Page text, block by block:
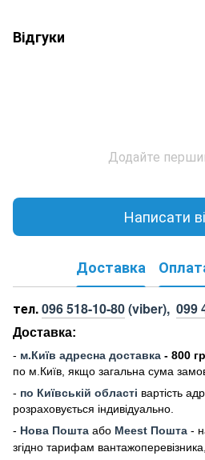
Відгуки
Додайте
Написати
Доставка
тел.096 518-10-80(viber), 099
Доставка:
- м.Київ адресна доставка - 800
по м.Київ, якщо загальна сума
- по Київській області вартість
розраховується індивідуально.
- Нова Пошта або Meest Пошта -
згідно тарифам